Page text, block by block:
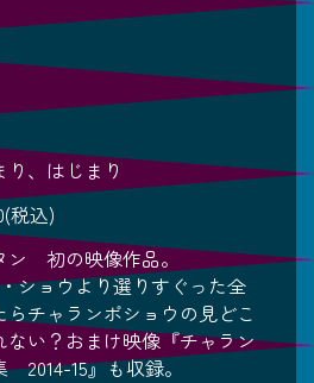
、はじまり
税込)
ン 初の映像作品。
ショウより選りすぐった全
チャランポショウの見どこ
ない？おまけ映像『チャラン
2014-15』も収録。